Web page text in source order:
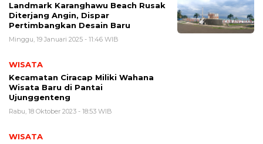
Landmark Karanghawu Beach Rusak
Diterjang Angin, Dispar
Pertimbangkan Desain Baru
Minggu, 19 Januari 2025 - 11:46 WIB
WISATA
Kecamatan Ciracap Miliki Wahana
Wisata Baru di Pantai
Ujunggenteng
Rabu, 18 Oktober 2023 - 18:53 WIB
WISATA